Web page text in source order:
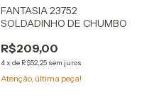
FANTASIA 23752
SOLDADINHO DE CHUMBO
R$209,00
4x de R$52,25 sem juros
Atenção, última peça!